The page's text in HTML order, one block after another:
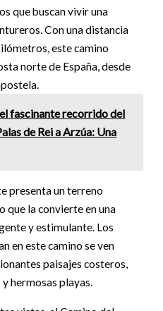
que buscan vivir una
Con una distancia
este camino
norte de España, desde
fascinante recorrido del
de Rei a Arzúa: Una
presenta un terreno
que la convierte en una
y estimulante. Los
en este camino se ven
paisajes costeros,
hermosas playas.